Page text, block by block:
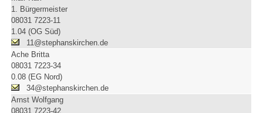
1. Bürgermeister
08031 7223-11
1.04 (OG Süd)
11@stephanskirchen.de
Ache Britta
08031 7223-34
0.08 (EG Nord)
34@stephanskirchen.de
Arnst Wolfgang
08031 7223-42